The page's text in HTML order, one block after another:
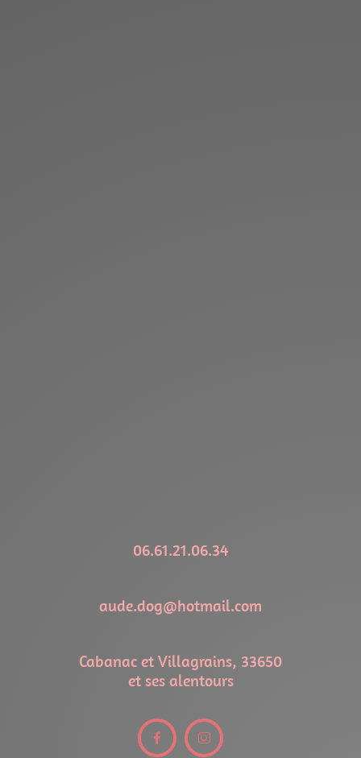
06.61.21.06.34
aude.dog@hotmail.com
Cabanac et Villagrains, 33650
et ses alentours
 